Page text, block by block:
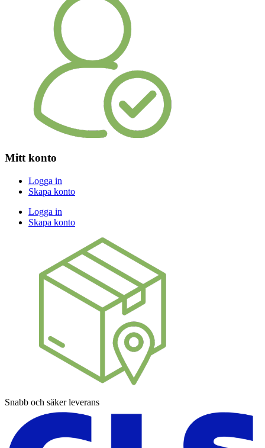
Mitt konto
Logga in
Skapa konto
Logga in
Skapa konto
Snabb och säker leverans